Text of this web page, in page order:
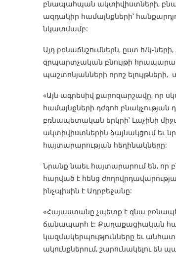
բնապահպան ակտիվիստների,
ազդակիր համայնքների՝
նկատմամբ:
Այդ բռնաճնշումներն, ըստ հ/կ-
զրպարտչական բնույթի
պաշտոնյանների որոշ
«Այն ագրեսիվ քարոզարշավը, որ
համայնքների դժգոհ բնակչության
բռնապետական երկրի՝ Լաչինի
ակտիվիստներին ձայնակցում եւ
հայտարարության հեղինակները:
Նրանք նաեւ հայտարարում են,
հարված է հենց
ինչպիսին է Ադրբեջանը:
«Հայաստանը չպետք է գնա
ճանապարհ է: Քաղաքացիական
կազմակերպությունները եւ
ակունքներում, շարունակելու են